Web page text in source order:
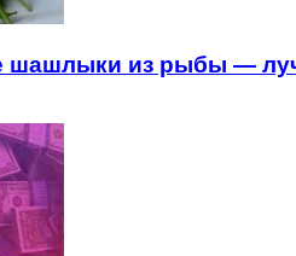
шашлыки из рыбы —